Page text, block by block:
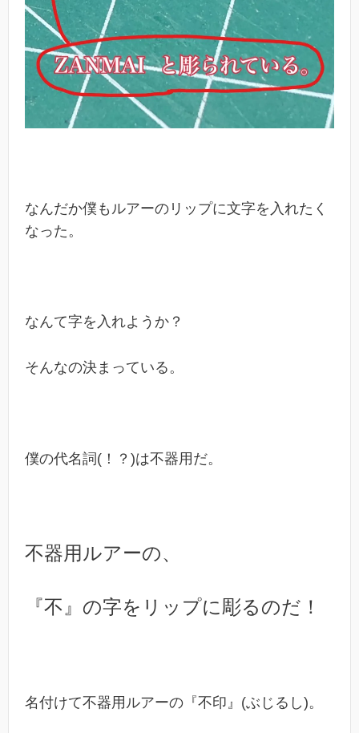
なんだか僕もルアーのリップに文字を入れたく
なった。
なんて字を入れようか？
そんなの決まっている。
僕の代名詞(！？)は不器用だ。
不器用ルアーの、
『不』の字をリップに彫るのだ！
名付けて不器用ルアーの『不印』(ぶじるし)。